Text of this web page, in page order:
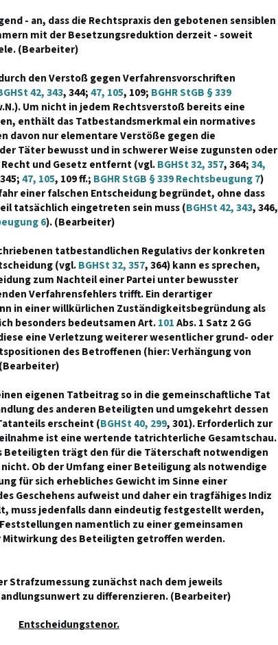
- an, dass die Rechtspraxis den gebotenen sensiblen
mit der Besetzungsreduktion derzeit - soweit
(Bearbeiter)
den Verstoß gegen Verfahrensvorschriften
42, 343, 344;47, 105, 109; BGHR StGB § 339
Um nicht in jedem Rechtsverstoß bereits eine
enthält das Tatbestandsmerkmal ein normatives
davon nur elementare Verstöße gegen die
Täter bewusst und in schwerer Weise zugunsten oder
und Gesetz entfernt (vgl.BGHSt 32, 357, 364;34,
47, 105, 109 ff.; BGHR StGB § 339 Rechtsbeugung 7)
einer falschen Entscheidung begründet, ohne dass
tatsächlich eingetreten sein muss (BGHSt 42, 343, 346,
6). (Bearbeiter)
tatbestandlichen Regulativs der konkreten
(vgl.BGHSt 32, 357, 364) kann es sprechen,
zum Nachteil einer Partei unter bewusster
Verfahrensfehlers trifft. Ein derartiger
in einer willkürlichen Zuständigkeitsbegründung als
besonders bedeutsamen Art.101Abs. 1 Satz 2 GG
eine Verletzung weiterer wesentlicher grund- oder
des Betroffenen (hier: Verhängung von
eigenen Tatbeitrag so in die gemeinschaftliche Tat
des anderen Beteiligten und umgekehrt dessen
erscheint (BGHSt 40, 299, 301). Erforderlich zur
ist eine wertende tatrichterliche Gesamtschau.
Beteiligten trägt den für die Täterschaft notwendigen
Ob der Umfang einer Beteiligung als notwendige
für sich erhebliches Gewicht im Sinne einer
Geschehens aufweist und daher ein tragfähiges Indiz
muss jedenfalls dann eindeutig festgestellt werden,
namentlich zu einer gemeinsamen
des Beteiligten getroffen werden.
Strafzumessung zunächst nach dem jeweils
zu differenzieren. (Bearbeiter)
Entscheidungstenor.